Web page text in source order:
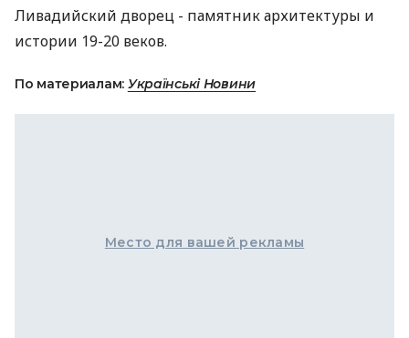
Ливадийский дворец - памятник архитектуры и
истории 19-20 веков.
По материалам: Українські Новини
Место для вашей рекламы